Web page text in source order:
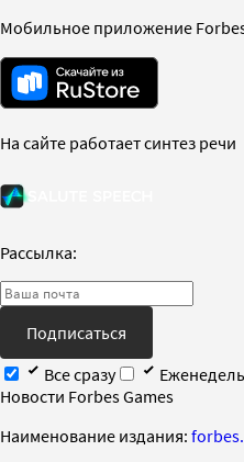
Мобильное приложение
На сайте работает синтез речи
Рассылка:
Подписаться
Все сразу
Новости Forbes Games
Наименование издания: